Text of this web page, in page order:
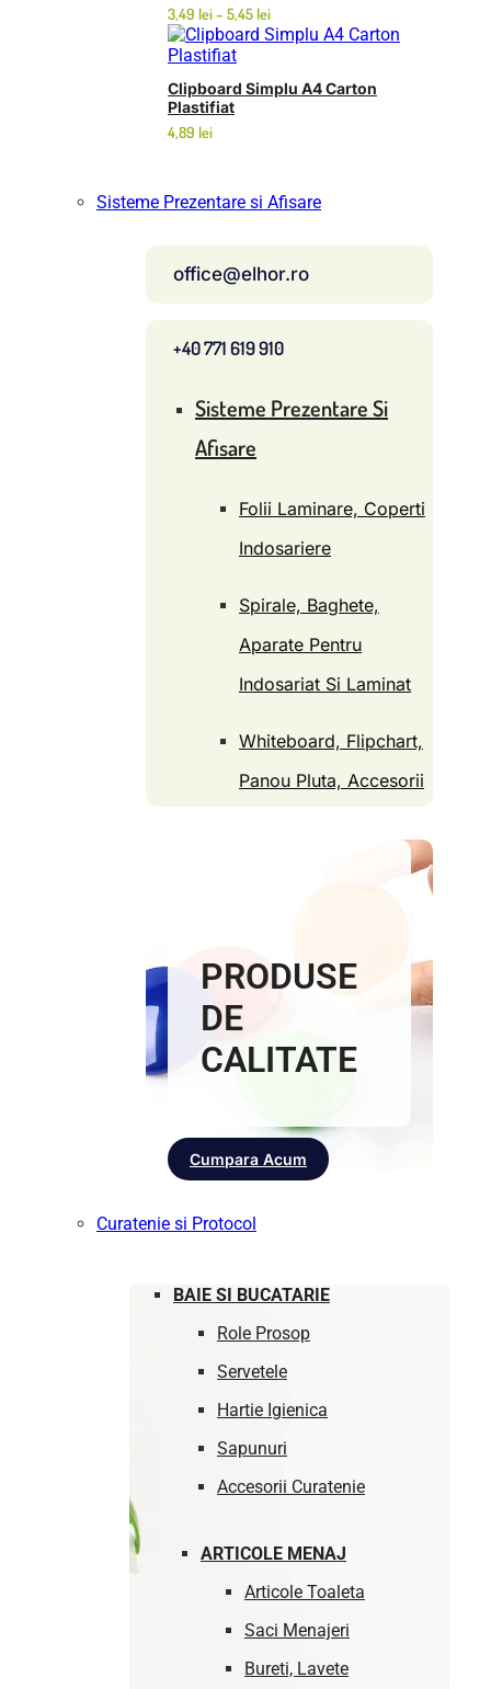
3,49 lei– 5,45leiInterval
de
până
Clipboard Simplu A4 Carton
Plastifiat
4,89 lei
Sisteme Prezentare si Afisare
office@elhor.ro
+40 771 619 910
Sisteme Prezentare Si
Afisare
Folii Laminare, Coperti
Indosariere
Spirale, Baghete,
Aparate Pentru
Indosariat Si Laminat
Whiteboard, Flipchart,
Panou Pluta, Accesorii
PRODUSE
DE
CALITATE
Cumpara Acum
Curatenie si Protocol
BAIE SI BUCATARIE
Role Prosop
Servetele
Hartie Igienica
Sapunuri
Accesorii Curatenie
ARTICOLE MENAJ
Articole Toaleta
Saci Menajeri
Bureti, Lavete